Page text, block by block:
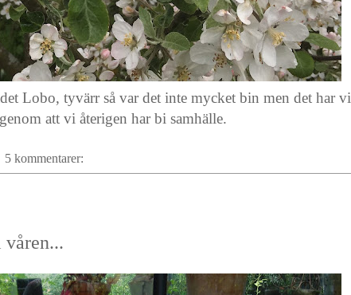
Lobo, tyvärr så var det inte mycket bin men det har vi
att vi återigen har bi samhälle.
5 kommentarer: